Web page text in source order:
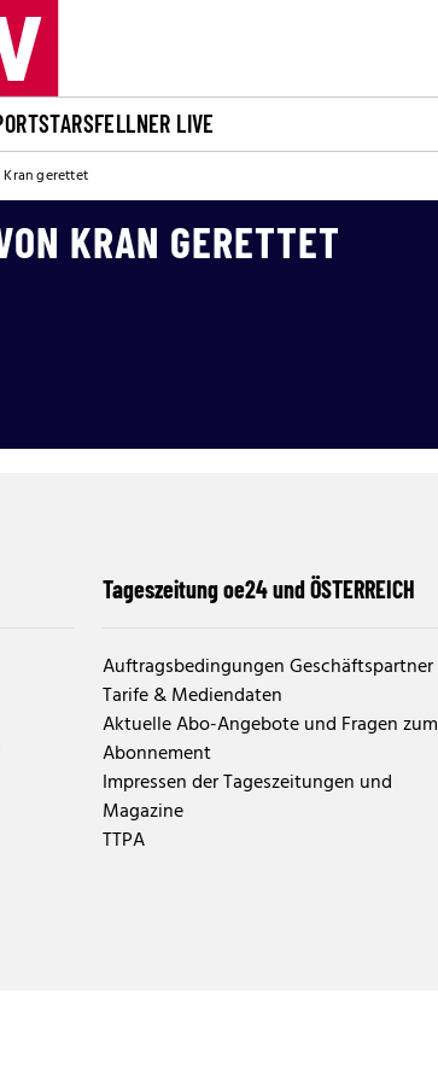
STARSFELLNER LIVE
gerettet
KRAN GERETTET
Tageszeitung oe24 und ÖSTERREICH
Auftragsbedingungen Geschäftspartner
Tarife & Mediendaten
Aktuelle Abo-Angebote und Fragen zum
Abonnement
Impressen der Tageszeitungen und
Magazine
TTPA